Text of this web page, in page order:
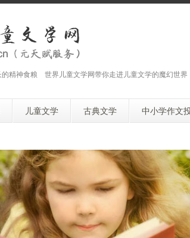
的精神食粮 世界儿童文学网带你走进儿童文学的魔幻世界
儿童文学 古典文学 中小学作文